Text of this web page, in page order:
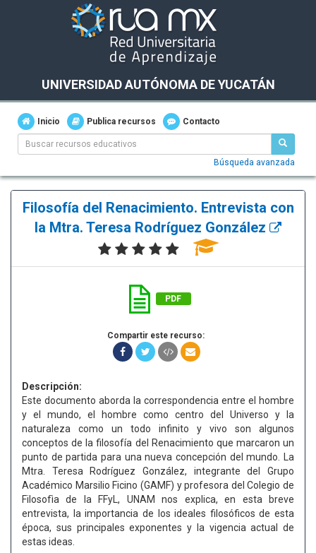
UNIVERSIDAD AUTÓNOMA DE YUCATÁN
Inicio Publica recursos Contacto
Búsqueda avanzada
Filosofía del Renacimiento. Entrevista con
la Mtra. Teresa Rodríguez González
PDF
Compartir este recurso:
Descripción:
Este documento aborda la correspondencia entre el hombre
y el mundo, el hombre como centro del Universo y la
naturaleza como un todo infinito y vivo son algunos
conceptos de la filosofía del Renacimiento que marcaron un
punto de partida para una nueva concepción del mundo. La
Mtra. Teresa Rodríguez González, integrante del Grupo
Académico Marsilio Ficino (GAMF) y profesora del Colegio de
Filosofìa de la FFyL, UNAM nos explica, en esta breve
entrevista, la importancia de los ideales filosóficos de esta
época, sus principales exponentes y la vigencia actual de
estas ideas.